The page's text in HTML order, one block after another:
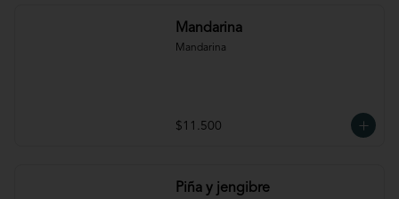
Mandarina
Mandarina
$11.500
Piña y jengibre